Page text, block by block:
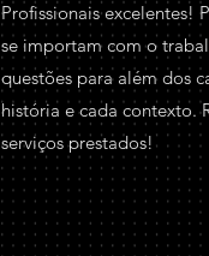
Profissionais excelentes!
se importam com o
questões para além dos
história e cada contexto.
serviços prestados!